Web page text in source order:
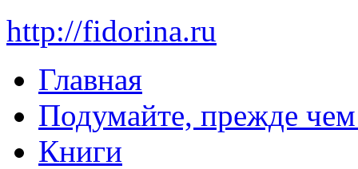
http://fidorina.ru
Главная
Подумайте, прежде чем
Книги